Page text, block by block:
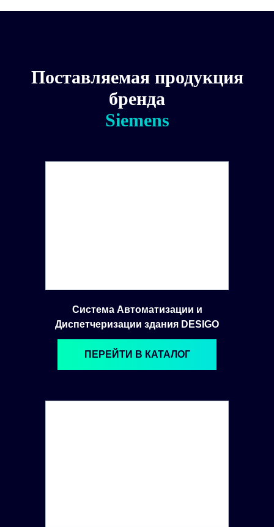
Поставляемая продукция
бренда
Siemens
Система Автоматизации и
Диспетчеризации здания DESIGO
ПЕРЕЙТИ В КАТАЛОГ